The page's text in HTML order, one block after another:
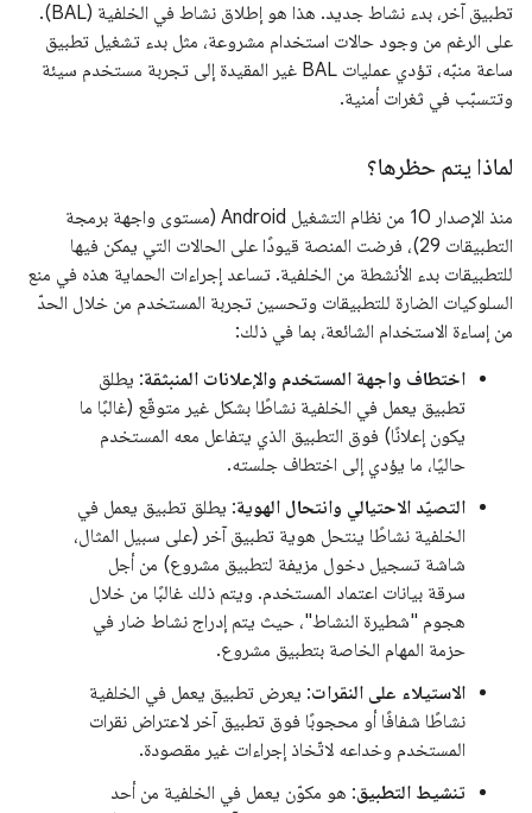
تطبيق آخر، بدء نشاط جديد. هذا هو إطلاق نشاط في الخلفية (BAL).
على الرغم من وجود حالات استخدام مشروعة، مثل بدء تشغيل تطبيق
ساعة منبّه، تؤدي عمليات BAL غير المقيدة إلى تجربة مستخدم سيئة
وتتسبّب في ثغرات أمنية.
لماذا يتم حظرها؟
منذ الإصدار 10 من نظام التشغيل Android (مستوى واجهة برمجة
التطبيقات 29)، فرضت المنصة قيودًا على الحالات التي يمكن فيها
للتطبيقات بدء الأنشطة من الخلفية. تساعد إجراءات الحماية هذه في منع
السلوكيات الضارة للتطبيقات وتحسين تجربة المستخدم من خلال الحدّ
من إساءة الاستخدام الشائعة، بما في ذلك:
اختطاف واجهة المستخدم والإعلانات المنبثقة: يطلق
تطبيق يعمل في الخلفية نشاطًا بشكل غير متوقّع (غالبًا ما
يكون إعلانًا) فوق التطبيق الذي يتفاعل معه المستخدم
حاليًا، ما يؤدي إلى اختطاف جلسته.
التصيّد الاحتيالي وانتحال الهوية: يطلق تطبيق يعمل في
الخلفية نشاطًا ينتحل هوية تطبيق آخر (على سبيل المثال،
شاشة تسجيل دخول مزيفة لتطبيق مشروع) من أجل
سرقة بيانات اعتماد المستخدم. ويتم ذلك غالبًا من خلال
هجوم "شطيرة النشاط"، حيث يتم إدراج نشاط ضار في
حزمة المهام الخاصة بتطبيق مشروع.
الاستيلاء على النقرات: يعرض تطبيق يعمل في الخلفية
نشاطًا شفافًا أو محجوبًا فوق تطبيق آخر لاعتراض نقرات
المستخدم وخداعه لاتّخاذ إجراءات غير مقصودة.
تنشيط التطبيق: هو مكوّن يعمل في الخلفية من أحد